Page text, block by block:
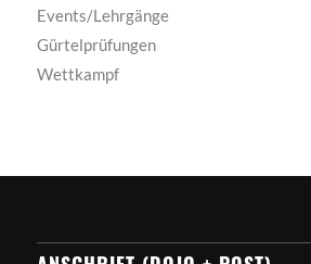
Events/Lehrgänge
Gürtelprüfungen
Wettkampf